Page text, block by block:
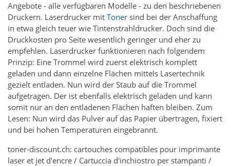
Angebote - alle verfügbaren Modelle - zu den beschriebenen
Druckern. Laserdrucker mit Toner sind bei der Anschaffung
in etwa gleich teuer wie Tintenstrahldrucker. Doch sind die
Druckkosten pro Seite wesentlich geringer und eher zu
empfehlen. Laserdrucker funktionieren nach folgendem
Prinzip: Eine Trommel wird zuerst elektrisch komplett
geladen und dann einzelne Flächen mittels Lasertechnik
gezielt entladen. Nun wird der Staub auf die Trommel
aufgetragen. Der ist ebenfalls elektrisch geladen und kann
somit nur an den entladenen Flächen haften bleiben. Zum
Lesen: Nun wird das Pulver auf das Papier übertragen, fixiert
und bei hohen Temperaturen eingebrannt.
toner-discount.ch: cartouches compatibles pour imprimante
laser et jet d'encre / Cartuccia d'inchiostro per stampanti /